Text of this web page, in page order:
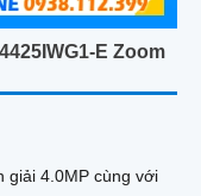
E Zoom
giải 4.0MP cùng với